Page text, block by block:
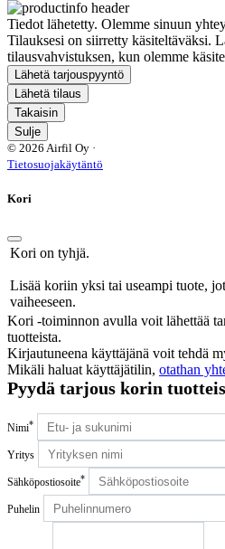
Tiedot lähetetty. Olemme sinuun
Tilauksesi on siirretty käsiteltäväksi.
tilausvahvistuksen, kun olemme
Lähetä tarjouspyyntö
Lähetä tilaus
Takaisin
Sulje
© 2026 Airfil Oy ·
Tietosuojakäytäntö
Kori
Kori on tyhjä.
Lisää koriin yksi tai useampi tuote,
vaiheeseen.
Kori -toiminnon avulla voit lähettää
tuotteista.
Kirjautuneena käyttäjänä voit tehdä
Mikäli haluat käyttäjätilin, otathan
Pyydä tarjous korin
Nimi*
Yritys
Sähköpostiosoite*
Puhelin